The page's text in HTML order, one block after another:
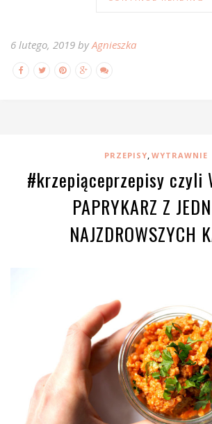
6 lutego, 2019 byAgnieszka
PRZEPISY, WYTRAWNIE
#krzepiąceprzepisy czyli
PAPRYKARZ Z
NAJZDROWSZYCH